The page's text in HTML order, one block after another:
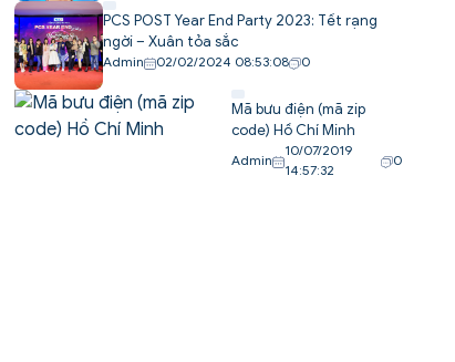
PCS POST Year End Party 2023: Tết rạng
ngời – Xuân tỏa sắc
Admin 02/02/2024 08:53:08 0
Mã bưu điện (mã zip
code) Hồ Chí Minh
Admin
10/07/2019
14:57:32
0